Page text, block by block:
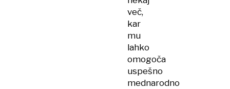
več,
kar
mu
lahko
omogoča
uspešno
mednarodno